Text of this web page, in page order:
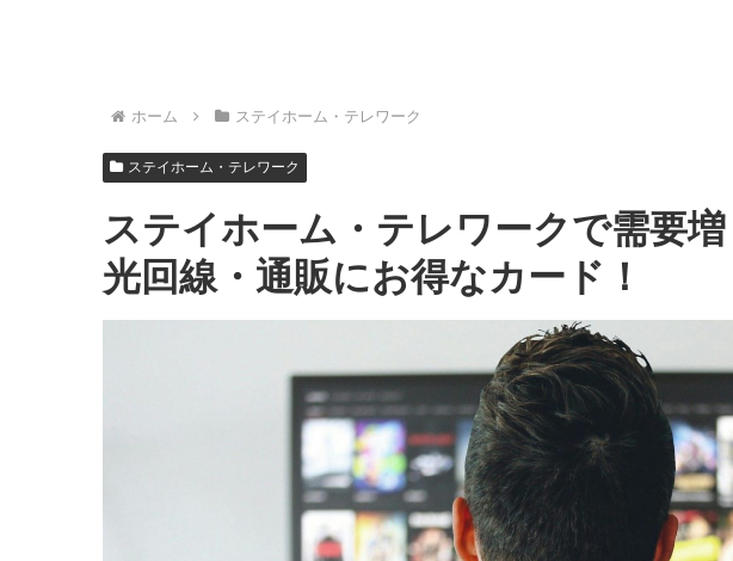
ホーム ステイホーム・テレワーク
ステイホーム・テレワーク
ステイホーム・テレワークで需要
光回線・通販にお得なカード！